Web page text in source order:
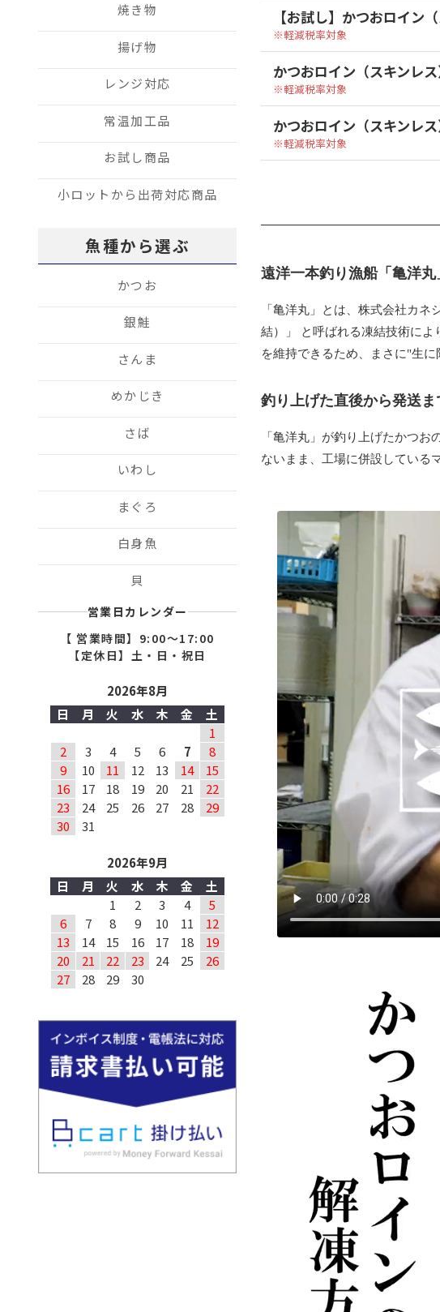
【お試し】かつおロイ
軽減税率対象
かつおロイン（スキンレ
軽減税率対象
かつおロイン（スキンレ
軽減税率対象
遠洋一本釣り漁船「亀洋
「亀洋丸」とは、株式会社カ
結）」 と呼ばれる凍結技術に
を維持できるため、まさに"生
釣り上げた直後から発送
「亀洋丸」が釣り上げたかつ
ないまま、工場に併設している
焼き物
揚げ物
レンジ対応
常温加工品
お試し商品
小ロットから出荷対応商品
魚種から選ぶ
かつお
銀鮭
さんま
めかじき
さば
いわし
まぐろ
白身魚
貝
営業日カレンダー
【 営業時間】9:00〜17:00
【定休日】土・日・祝日
2026年8月
日
月 火 水 木 金
土
1
2
3 4 5 6 7
8
9
10 11 12 13 14
15
16
17 18 19 20 21
22
23
24 25 26 27 28
29
30
31
2026年9月
日
月 火 水 木 金
土
1
2 3 4
5
6
7 8 9 10 11
12
13
14 15 16 17 18
19
20
21 22 23 24 25
26
27
28 29 30